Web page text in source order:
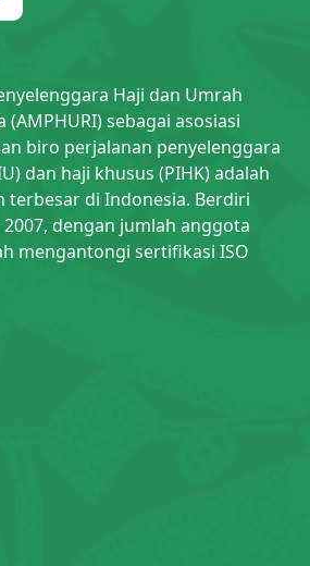
Haji dan Umrah
sebagai asosiasi
biro perjalanan penyelenggara
dan haji khusus (PIHK) adalah
terbesar di Indonesia. Berdiri
dengan jumlah anggota
mengantongi sertifikasi ISO